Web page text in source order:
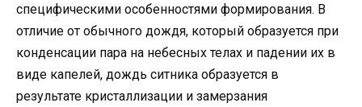
специфическими особенностями формирования. В
отличие от обычного дождя, который образуется при
конденсации пара на небесных телах и падении их в
виде капелей, дождь ситника образуется в
результате кристаллизации и замерзания